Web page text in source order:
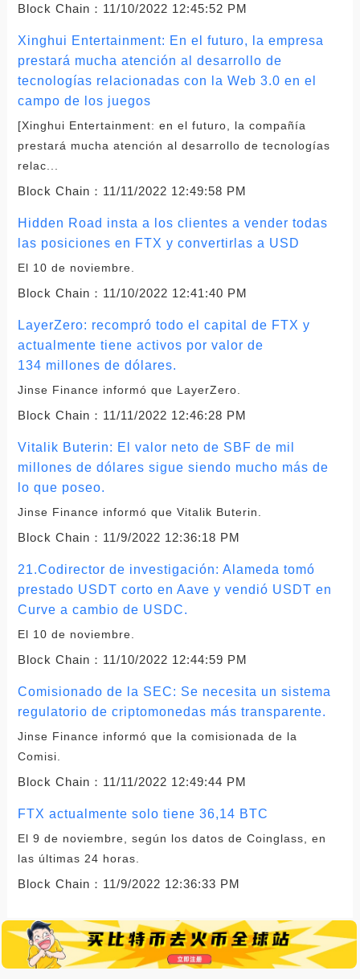
Block Chain： 11/10/2022 12:45:52 PM
Xinghui Entertainment: En el futuro, la empresa
prestará mucha atención al desarrollo de
tecnologías relacionadas con la Web 3.0 en el
campo de los juegos
[Xinghui Entertainment: en el futuro, la compañía
prestará mucha atención al desarrollo de tecnologías
relac...
Block Chain： 11/11/2022 12:49:58 PM
Hidden Road insta a los clientes a vender todas
las posiciones en FTX y convertirlas a USD
El 10 de noviembre.
Block Chain： 11/10/2022 12:41:40 PM
LayerZero: recompró todo el capital de FTX y
actualmente tiene activos por valor de
134 millones de dólares.
Jinse Finance informó que LayerZero.
Block Chain： 11/11/2022 12:46:28 PM
Vitalik Buterin: El valor neto de SBF de mil
millones de dólares sigue siendo mucho más de
lo que poseo.
Jinse Finance informó que Vitalik Buterin.
Block Chain： 11/9/2022 12:36:18 PM
21.Codirector de investigación: Alameda tomó
prestado USDT corto en Aave y vendió USDT en
Curve a cambio de USDC.
El 10 de noviembre.
Block Chain： 11/10/2022 12:44:59 PM
Comisionado de la SEC: Se necesita un sistema
regulatorio de criptomonedas más transparente.
Jinse Finance informó que la comisionada de la
Comisi.
Block Chain： 11/11/2022 12:49:44 PM
FTX actualmente solo tiene 36,14 BTC
El 9 de noviembre, según los datos de Coinglass, en
las últimas 24 horas.
Block Chain： 11/9/2022 12:36:33 PM